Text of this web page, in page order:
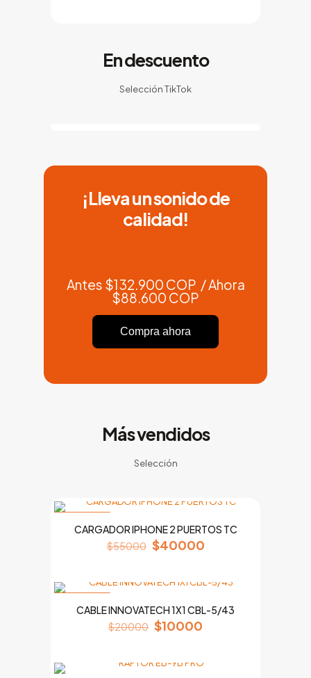
En descuento
Selección TikTok
¡Lleva un sonido de
calidad!
Antes $132.900 COP / Ahora
$88.600 COP
Compra ahora
Más vendidos
Selección
CARGADOR IPHONE 2 PUERTOS TC
$55000 $40000
CABLE INNOVATECH 1X1 CBL-5/43
$20000 $10000